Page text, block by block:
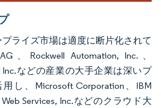
ライズ市場は適度に断片化されて
、Rockwell Automation, Inc.、
Inc.などの産業の大手企業は深いプ
し、Microsoft Corporation、IBM
Services, Inc.などのクラウド大